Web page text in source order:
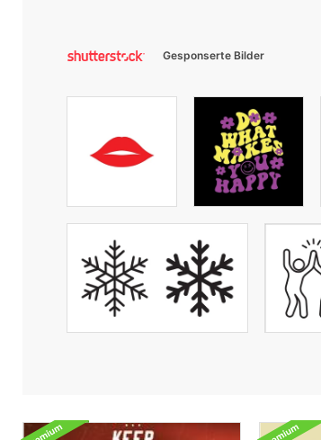
Gesponserte Bilder